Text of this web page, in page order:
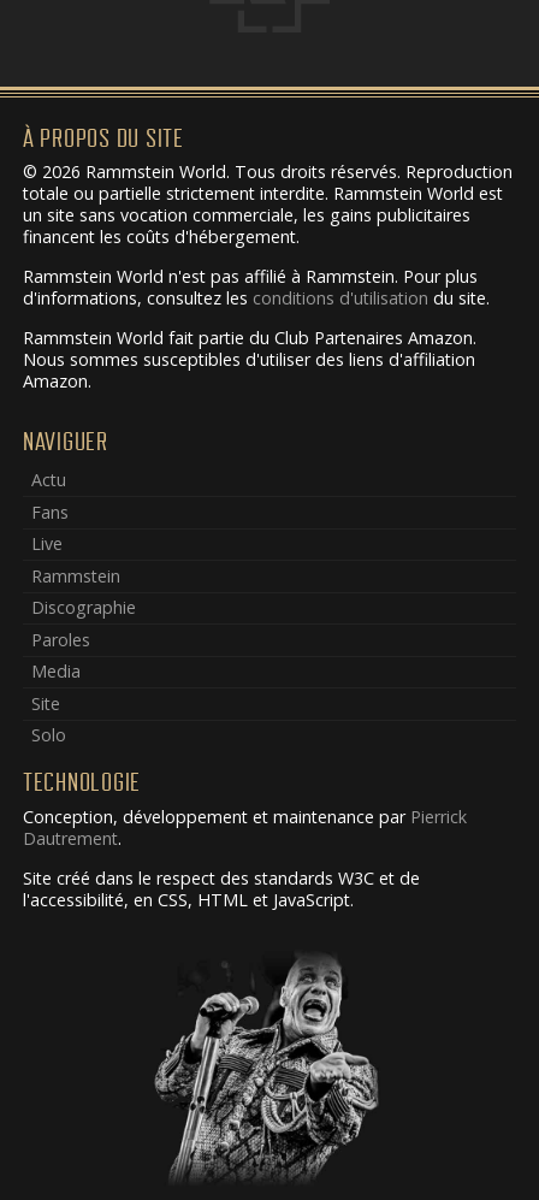
À PROPOS DU SITE
© 2026 Rammstein World. Tous droits réservés. Reproduction
totale ou partielle strictement interdite. Rammstein World est
un site sans vocation commerciale, les gains publicitaires
financent les coûts d'hébergement.
Rammstein World n'est pas affilié à Rammstein. Pour plus
d'informations, consultez les conditions d'utilisation du site.
Rammstein World fait partie du Club Partenaires Amazon.
Nous sommes susceptibles d'utiliser des liens d'affiliation
Amazon.
NAVIGUER
Actu
Fans
Live
Rammstein
Discographie
Paroles
Media
Site
Solo
TECHNOLOGIE
Conception, développement et maintenance par Pierrick
Dautrement.
Site créé dans le respect des standards W3C et de
l'accessibilité, en CSS, HTML et JavaScript.